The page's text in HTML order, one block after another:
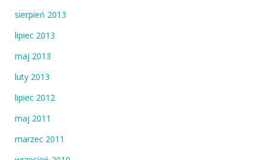
sierpień 2013
lipiec 2013
maj 2013
luty 2013
lipiec 2012
maj 2011
marzec 2011